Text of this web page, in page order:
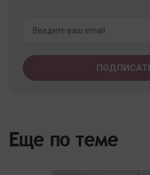
Еще по теме